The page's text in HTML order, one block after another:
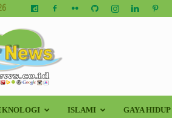
ISLAMI GAYA HIDUP